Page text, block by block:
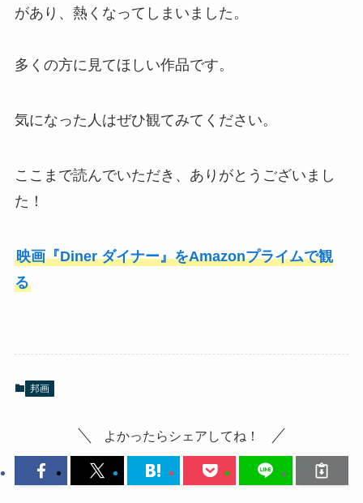
があり、熱くなってしまいました。
多くの方に見てほしい作品です。
気になった人はぜひ観てみてください。
ここまで読んでいただき、ありがとうございまし
た！
映画『Diner ダイナー』をAmazonプライムで観
る
邦画
よかったらシェアしてね！